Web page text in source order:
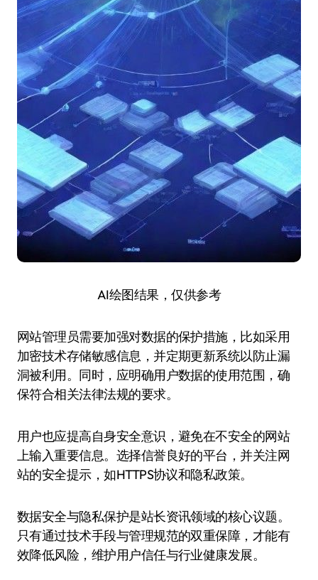
AI绘图结果，仅供参考
网站管理员需要加强对数据的保护措施，比如采用
加密技术存储敏感信息，并定期更新系统以防止漏
洞被利用。同时，应明确用户数据的使用范围，确
保符合相关法律法规的要求。
用户也应提高自身安全意识，避免在不安全的网站
上输入重要信息。选择信誉良好的平台，并关注网
站的安全提示，如HTTPS协议和隐私政策。
数据安全与隐私保护是站长资讯领域的核心议题。
只有通过技术手段与管理规范的双重保障，才能有
效降低风险，维护用户信任与行业健康发展。